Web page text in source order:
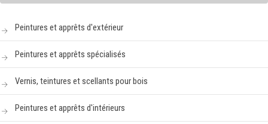
Peintures et apprêts d'extérieur
Peintures et apprêts spécialisés
Vernis, teintures et scellants pour bois
Peintures et apprêts d'intérieurs